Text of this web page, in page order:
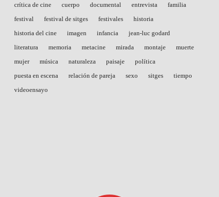
crítica de cine
cuerpo documental entrevista
familia
festival
festival de sitges festivales
historia
historia del cine
imagen infancia
jean-luc godard
literatura
memoria metacine mirada montaje
muerte
mujer
música naturaleza paisaje
política
puesta en escena
relación de pareja sexo sitges
tiempo
videoensayo